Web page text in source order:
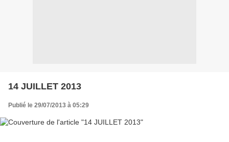
14 JUILLET 2013
Publié le 29/07/2013 à 05:29